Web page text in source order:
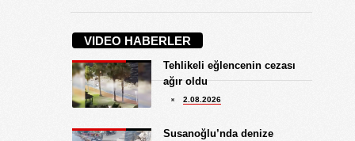
İŞGALCİ GÖRÜNÜMLÜ HALK!
Koray Ünlü
10.09.2024
BATSIN BU DÜNYA
Yüksel Ekici
VIDEO HABERLER
Tehlikeli eğlencenin cezası
ağır oldu
2.08.2026
Susanoğlu’nda denize